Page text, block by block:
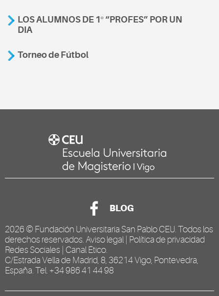
LOS ALUMNOS DE 1º “PROFES” POR UN
DIA
Torneo de Fútbol
BLOG
2026 © Fundación Universitaria San Pablo CEU . Todos los
derechos reservados. Aviso legal
Política de privacidad
Redes Sociales Canal Ético
C/Estrada Vella de Madrid, 8, 36214 Vigo, Pontevedra,
España. Tel. +34 986 41 44 98